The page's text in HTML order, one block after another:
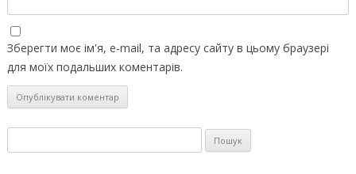
Зберегти моє ім'я, e-mail, та адресу сайту в цьому браузері
для моїх подальших коментарів.